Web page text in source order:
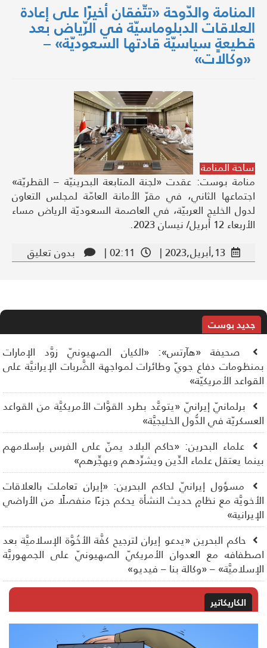
المنامة والدّوحة «تتّفقان أخيرًا على إعادة
العلاقات الدبلوماسيّة في الرّياض بعد
قطيعةٍ سياسيّة قادتها السعوديّة» –
«وكالات»
ساحة المنامة
منامة بوست: عقدت «لجنة المتابعة البحرينيّة – القطريّة»
اجتماعها الثاني، في مقرّ الأمانة العامّة لمجلس التعاون
لدول الخليج العربيّة، في العاصمة السعوديّة الرياض مساء
الأربعاء 12 أبريل/ نيسان 2023.
13,أبريل,2023 |
02:11 | بدون تعليق
جديد بوست
صحيفة «هآرتس»: «الكيان الصهيونيّ زوَّد الإمارات
دفاع جويّ وطائرات لمواجهة الضَّربات الإيرانيَّة على
الأمريكيّة»
برلمانيّ إيرانيّ «يتوعَّد بطرد القوَّات الأمريكيَّة من القواعد
في الدُّول الخليجيَّة»
علماء البحرين: «حاكم البلاد يمنّ على الفرس بإسلامهم
يعتقل علماء الدِّين ويشرِّدهم ويهجِّرهم»
مسؤول إيرانيّ لحاكم البحرين: «إيران تعاملت بالعلاقات
مع نظامٍ حديث النشأة يحكم جزءًا منفصلًا من الأراضي
حاكم البحرين «يدعو إيران لترجيح كفَّة الأخُوَّة الإسلاميَّة بعد
مع العدوان الأمريكيّ الصهيونيّ على الجمهوريَّة
– «وكالة بنا – فيديو»
الكاريكاتير